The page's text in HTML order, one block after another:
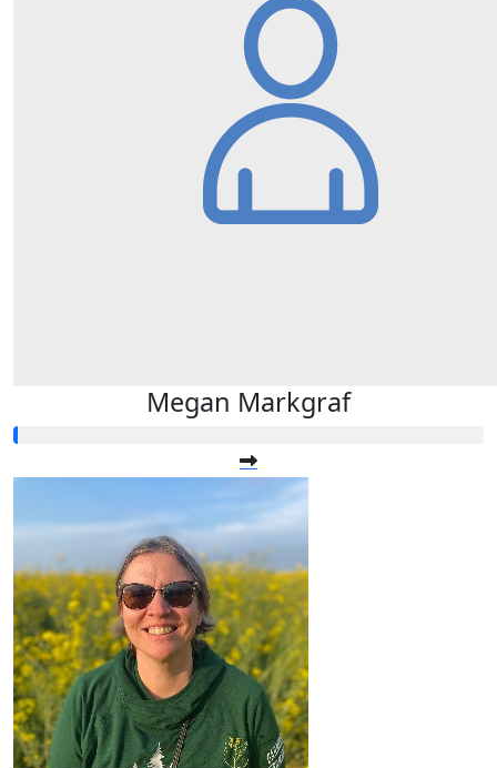
Megan Markgraf